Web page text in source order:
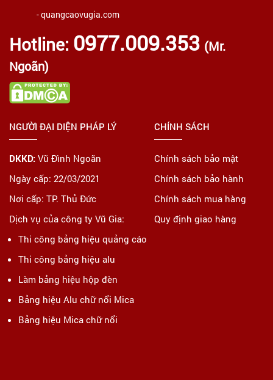
- quangcaovugia.com
Hotline: 0977.009.353 (Mr.
Ngoãn)
NGƯỜI ĐẠI DIỆN PHÁP LÝ
DKKD: Vũ Đình Ngoãn
Ngày cấp: 22/03/2021
Nơi cấp: TP. Thủ Đức
Dịch vụ của công ty Vũ Gia:
Thi công bảng hiệu quảng cáo
Thi công bảng hiệu alu
Làm bảng hiệu hộp đèn
Bảng hiệu Alu chữ nổi Mica
Bảng hiệu Mica chữ nổi
CHÍNH SÁCH
Chính sách bảo mật
Chính sách bảo hành
Chính sách mua hàng
Quy định giao hàng